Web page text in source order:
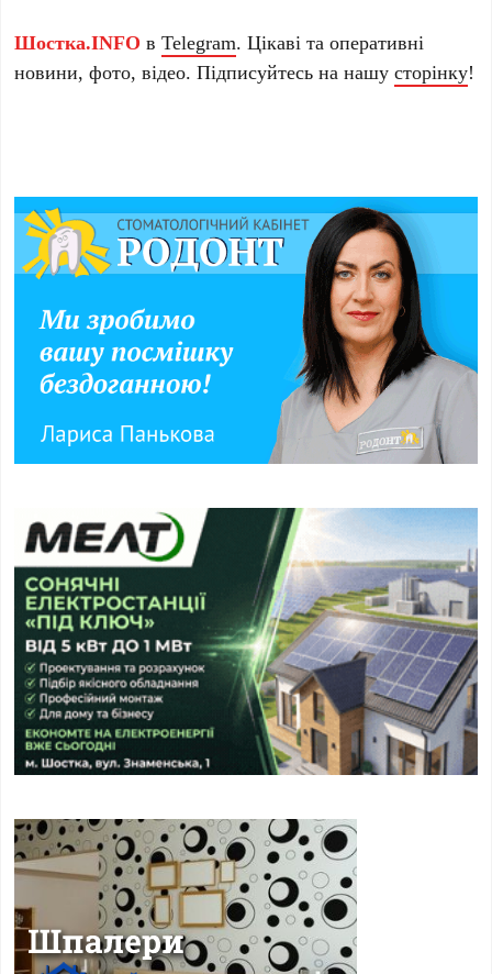
Шостка.INFO вTelegram. Цікаві та оперативні
новини, фото, відео. Підписуйтесь на нашусторінку!